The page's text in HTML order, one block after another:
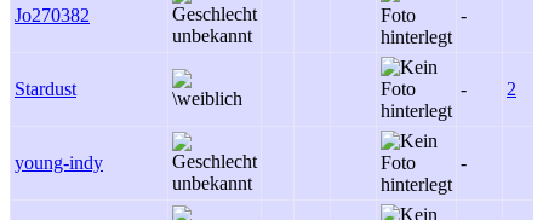
Jo270382 -
Stardust - 2
young-indy -